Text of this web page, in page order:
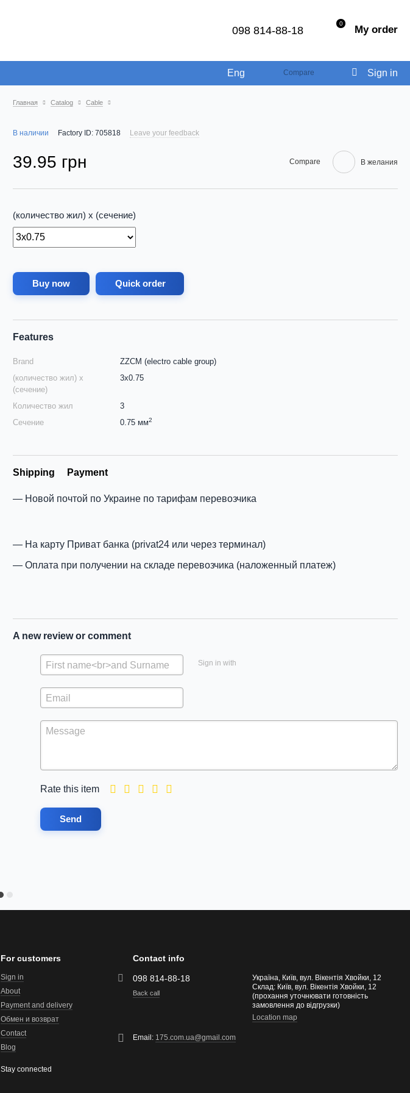
098 814-88-18
0 My order
Eng Compare Sign in
Главная Catalog Cable
В наличии Factory ID: 705818 Leave your feedback
39.95 грн Compare В желания
(количество жил) х (сечение)
Buy now Quick order
Features
Brand
ZZCM (electro cable group)
(количество жил) х
(сечение)
3х0.75
Количество жил
3
Сечение
0.75 мм2
Shipping Payment
Новой почтой по Украине по тарифам перевозчика
На карту Приват банка (privat24 или через терминал)
Оплата при получении на складе перевозчика (наложенный платеж)
A new review or comment
Sign in with
Rate this item
Send
For customers
Sign in
About
Payment and delivery
Обмен и возврат
Contact
Blog
Stay connected
Contact info
098 814-88-18
Back call
Україна, Київ, вул. Вікентія Хвойки, 12
Склад: Київ, вул. Вікентія Хвойки, 12
(прохання уточнювати готовність
замовлення до відгрузки)
Location map
Email: 175.com.ua@gmail.com